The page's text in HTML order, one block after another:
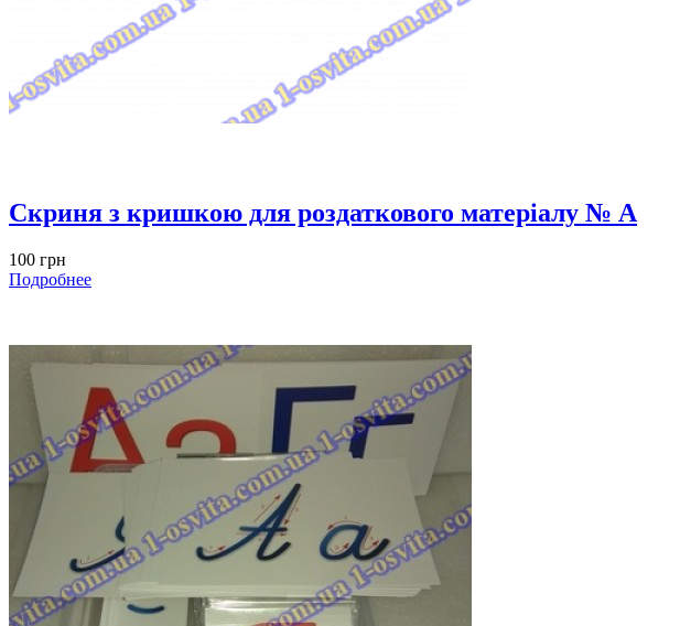
Скриня з кришкою для роздаткового матеріалу № A
100 грн
Подробнее